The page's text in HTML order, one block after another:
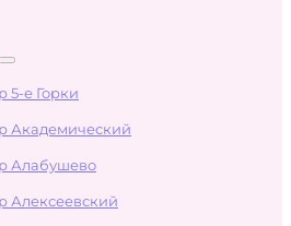
5-е Горки
Академический
Алабушево
Алексеевский